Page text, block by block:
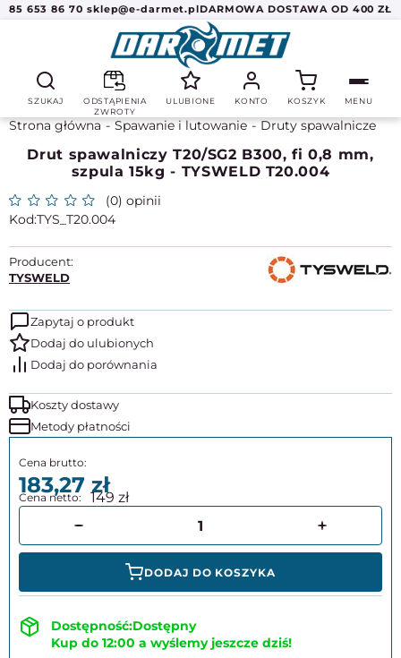
85 653 86 70 sklep@e-darmet.plDARMOWA DOSTAWA OD 400 ZŁ
SZUKAJ
ODSTĄPIENIA
ZWROTY
ULUBIONE KONTO KOSZYK MENU
Strona główna Spawanie i lutowanie Druty spawalnicze
Drut spawalniczy T20/SG2 B300, fi 0,8 mm,
szpula 15kg - TYSWELD T20.004
(0) opinii
TYS_T20.004
Producent:
TYSWELD
Zapytaj o produkt
Koszty dostawy
Metody płatności
183,27 149
DODAJ DO KOSZYKA
Dostępny
Kup do 12:00 a wyślemy jeszcze dziś!